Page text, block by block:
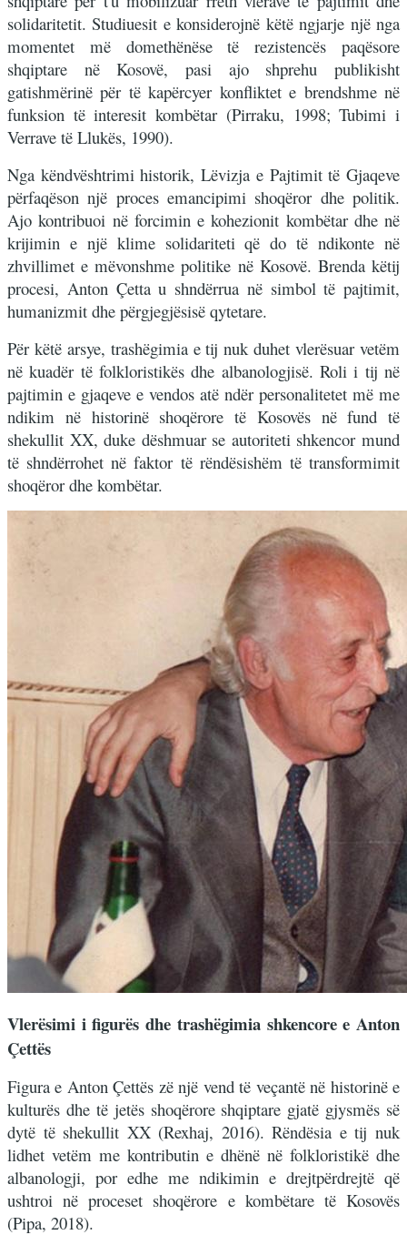
solidaritetit. Studiuesit e konsiderojnë këtë ngjarje një nga
momentet më domethënëse të rezistencës paqësore
shqiptare në Kosovë, pasi ajo shprehu publikisht
gatishmërinë për të kapërcyer konfliktet e brendshme në
funksion të interesit kombëtar (Pirraku, 1998; Tubimi i
Verrave të Llukës, 1990).
Nga këndvështrimi historik, Lëvizja e Pajtimit të Gjaqeve
përfaqëson një proces emancipimi shoqëror dhe politik.
Ajo kontribuoi në forcimin e kohezionit kombëtar dhe në
krijimin e një klime solidariteti që do të ndikonte në
zhvillimet e mëvonshme politike në Kosovë. Brenda këtij
procesi, Anton Çetta u shndërrua në simbol të pajtimit,
humanizmit dhe përgjegjësisë qytetare.
Për këtë arsye, trashëgimia e tij nuk duhet vlerësuar vetëm
në kuadër të folkloristikës dhe albanologjisë. Roli i tij në
pajtimin e gjaqeve e vendos atë ndër personalitetet më me
ndikim në historinë shoqërore të Kosovës në fund të
shekullit XX, duke dëshmuar se autoriteti shkencor mund
të shndërrohet në faktor të rëndësishëm të transformimit
shoqëror dhe kombëtar.
Vlerësimi i figurës dhe trashëgimia shkencore e Anton
Çettës
Figura e Anton Çettës zë një vend të veçantë në historinë e
kulturës dhe të jetës shoqërore shqiptare gjatë gjysmës së
dytë të shekullit XX (Rexhaj, 2016). Rëndësia e tij nuk
lidhet vetëm me kontributin e dhënë në folkloristikë dhe
albanologji, por edhe me ndikimin e drejtpërdrejtë që
ushtroi në proceset shoqërore e kombëtare të Kosovës
(Pipa, 2018).